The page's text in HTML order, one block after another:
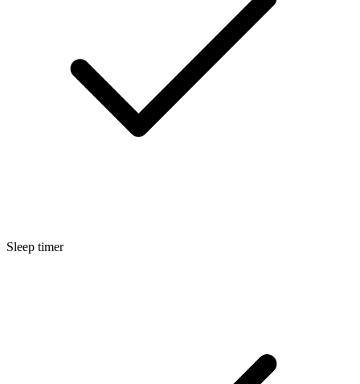
Sleep timer